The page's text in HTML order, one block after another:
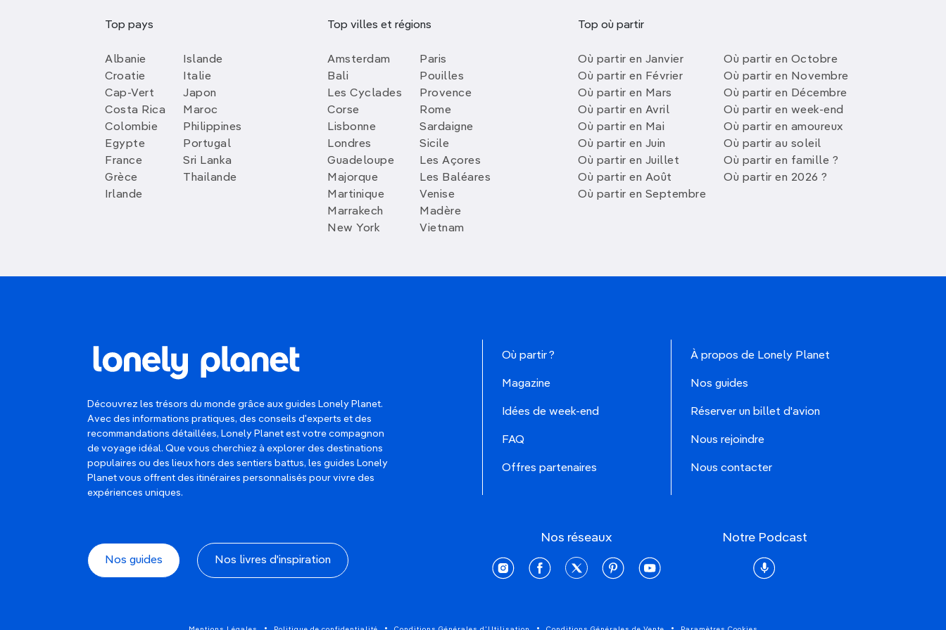
Top pays
Albanie
Croatie
Cap-Vert
Costa Rica
Colombie
Egypte
France
Grèce
Irlande
Islande
Italie
Japon
Maroc
Philippines
Portugal
Sri Lanka
Thailande
Top villes et régions
Amsterdam
Bali
Les Cyclades
Corse
Lisbonne
Londres
Guadeloupe
Majorque
Martinique
Marrakech
New York
Paris
Pouilles
Provence
Rome
Sardaigne
Sicile
Les Açores
Les Baléares
Venise
Madère
Vietnam
Top où partir
Où partir en Janvier
Où partir en Février
Où partir en Mars
Où partir en Avril
Où partir en Mai
Où partir en Juin
Où partir en Juillet
Où partir en Août
Où partir en Septembre
Où partir en Octobre
Où partir en Novembre
Où partir en Décembre
Où partir en week-end
Où partir en amoureux
Où partir au soleil
Où partir en famille ?
Où partir en 2026 ?
Découvrez les trésors du monde grâce aux guides Lonely Planet.
Avec des informations pratiques, des conseils d'experts et des
recommandations détaillées, Lonely Planet est votre compagnon
de voyage idéal. Que vous cherchiez à explorer des destinations
populaires ou des lieux hors des sentiers battus, les guides Lonely
Planet vous offrent des itinéraires personnalisés pour vivre des
expériences uniques.
Nos guides Nos livres d'inspiration
Où partir ?
Magazine
Idées de week-end
FAQ
Offres partenaires
À propos de Lonely Planet
Nos guides
Réserver un billet d'avion
Nous rejoindre
Nous contacter
Nos réseaux
instagramfacebooktwitter pinterestyoutube
Notre Podcast
Podcast